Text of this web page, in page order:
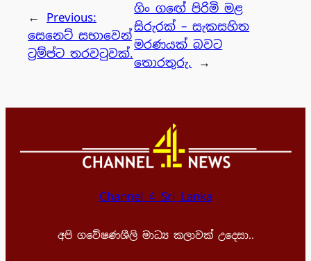
←
Previous:
සෙනෙට් සභාවෙන්
ට්‍රම්ප්ට තරවටුවක්.
ගිං ගඟේ පිරිමි මළ
සිරුරක් – සැකසහිත
මරණයක් බවට
තොරතුරු.
→
Channel 4 Sri Lanka
අපි ගවේෂණශීලි මාධ්‍ය කලාවක් උදෙසා..